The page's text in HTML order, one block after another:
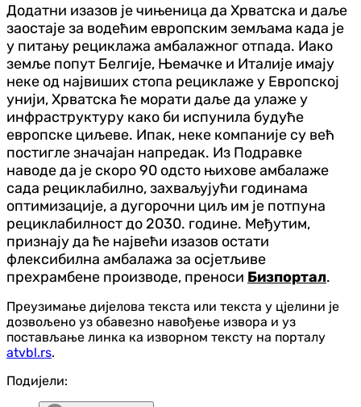
Додатни изазов је чињеница да Хрватска и даље
заостаје за водећим европским земљама када је
у питању рециклажа амбалажног отпада. Иако
земље попут Белгије, Њемачке и Италије имају
неке од највиших стопа рециклаже у Европској
унији, Хрватска ће морати даље да улаже у
инфраструктуру како би испунила будуће
европске циљеве. Ипак, неке компаније су већ
постигле значајан напредак. Из Подравке
наводе да је скоро 90 одсто њихове амбалаже
сада рециклабилно, захваљујући годинама
оптимизације, а дугорочни циљ им је потпуна
рециклабилност до 2030. године. Међутим,
признају да ће највећи изазов остати
флексибилна амбалажа за осјетљиве
прехрамбене производе, преноси Бизпортал.
Преузимање дијелова текста или текста у цјелини је
дозвољено уз обавезно навођење извора и уз
постављање линка ка изворном тексту на порталу
atvbl.rs.
Подијели: